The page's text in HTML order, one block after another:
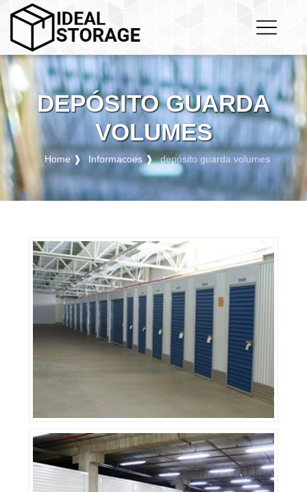
DEPÓSITO GUARDA
VOLUMES
Home ❱ Informacoes ❱ depósito guarda volumes